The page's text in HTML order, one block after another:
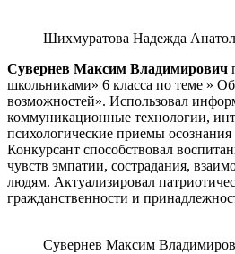
Шихмуратова Надежда
Сувернев Максим Владимирович
школьниками» 6 класса по теме »
возможностей». Использовал
коммуникационные технологии,
психологические приемы
Конкурсант способствовал
чувств эмпатии, сострадания,
людям. Актуализировал
гражданственности и
Сувернев Максим